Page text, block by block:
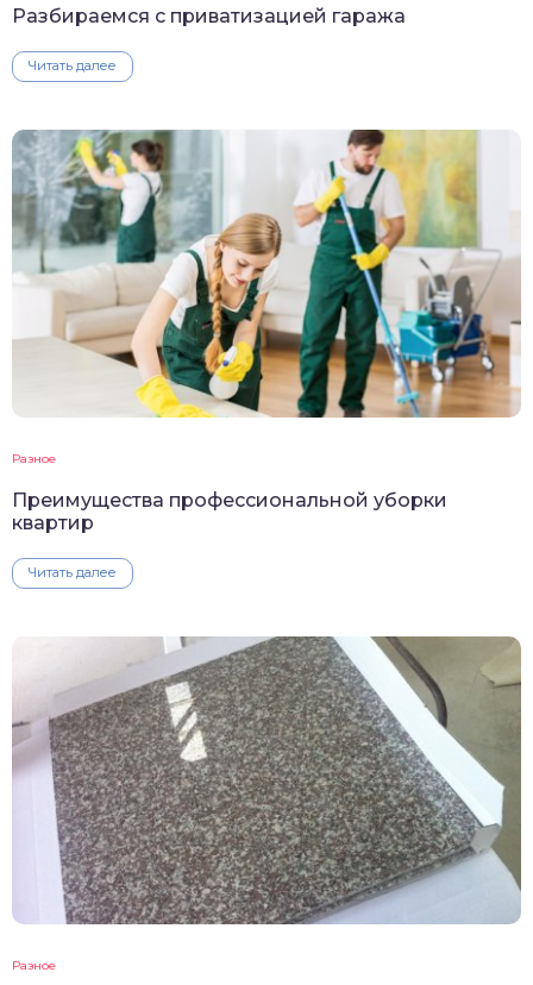
Разбираемся с приватизацией гаража
Читать далее
Разное
Преимущества профессиональной уборки
квартир
Читать далее
Разное